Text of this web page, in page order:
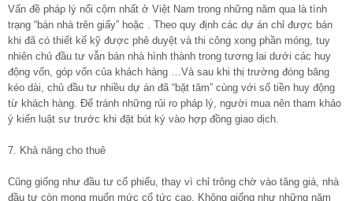
Vấn đề pháp lý nổi cộm nhất ở Việt Nam trong những năm qua là tình
trạng “bán nhà trên giấy” hoặc . Theo quy định các dự án chỉ được bán
khi đã có thiết kế kỹ được phê duyệt và thi công xong phần móng, tuy
nhiên chủ đầu tư vẫn bán nhà hình thành trong tương lai dưới các huy
động vốn, góp vốn của khách hàng …Và sau khi thị trường đóng băng
kéo dài, chủ đầu tư nhiều dự án đã “bặt tăm” cùng với số tiền huy động
từ khách hàng. Để tránh những rủi ro pháp lý, người mua nên tham khảo
ý kiến luật sư trước khi đặt bút ký vào hợp đồng giao dịch.
7. Khả năng cho thuê
Cũng giống như đầu tư cổ phiếu, thay vì chỉ trông chờ vào tăng giá, nhà
đầu tư còn mong muốn mức cổ tức cao. Không giống như những năm